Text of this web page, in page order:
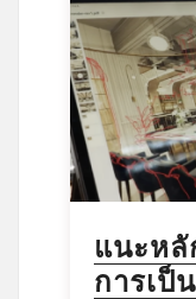
แนะหลั
การเป็